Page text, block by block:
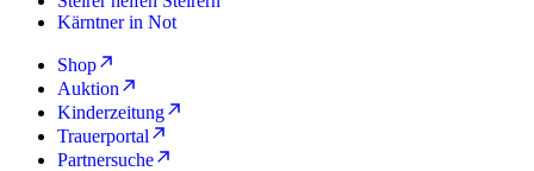
Kärntner in Not
Shop
Auktion
Kinderzeitung
Trauerportal
Partnersuche